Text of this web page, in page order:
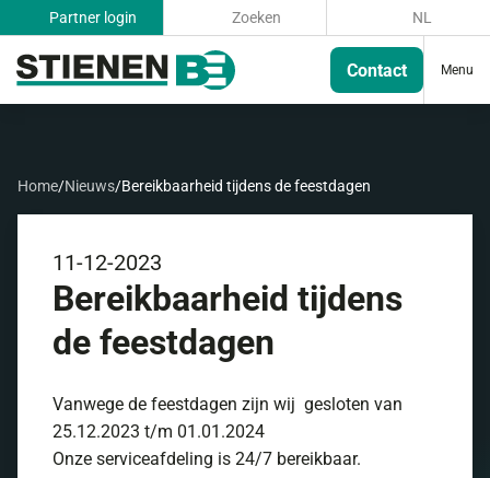
Partner login Zoeken NL
Contact Menu
Home/Nieuws/Bereikbaarheid tijdens de feestdagen
11-12-2023
Bereikbaarheid tijdens
de feestdagen
Vanwege de feestdagen zijn wij gesloten van
25.12.2023 t/m 01.01.2024
Onze serviceafdeling is 24/7 bereikbaar.